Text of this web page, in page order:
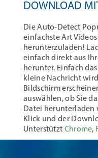
DOWNLOAD
Die Auto-Detect
einfachste Art
herunterzuladen!
einfach direkt aus
herunter. Einfach
kleine Nachricht
Bildschirm
auswählen, ob Sie
Datei herunterladen
Klick und der
Unterstützt Chrome,